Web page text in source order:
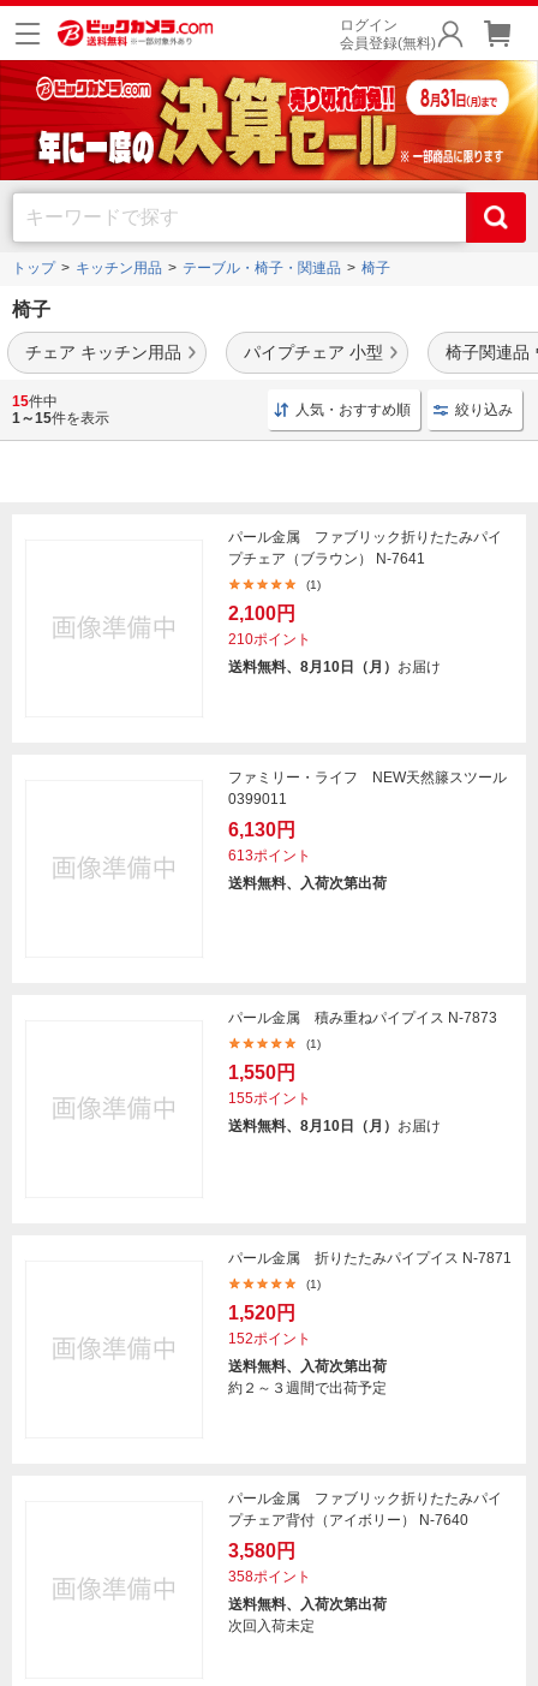
ログイン
会員登録(無料)
トップ キッチン用品 テーブル・椅子・関連品 椅子
椅子
チェア キッチン用品 パイプチェア 小型 椅子関連品
おしゃれな輸入雑貨の 、コンパクトに折りたためる
ール金属 などの椅子を豊富に品揃え。
15件中
1～15件を表示 人気・おすすめ順 絞り込み
パール金属 ファブリック折りたたみパイ
プチェア（ブラウン） N-7641
(1)
2,100円
210ポイント
送料無料、8月10日（月） お届け
ファミリー・ライフ NEW天然籐スツール
0399011
6,130円
613ポイント
送料無料、入荷次第出荷
パール金属 積み重ねパイプイス N-7873
(1)
1,550円
155ポイント
送料無料、8月10日（月） お届け
パール金属 折りたたみパイプイス N-7871
(1)
1,520円
152ポイント
送料無料、入荷次第出荷
約２～３週間で出荷予定
パール金属 ファブリック折りたたみパイ
プチェア背付（アイボリー） N-7640
3,580円
358ポイント
送料無料、入荷次第出荷
次回入荷未定